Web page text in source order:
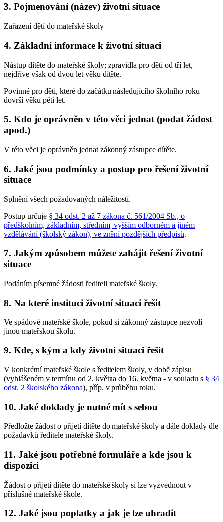
3. Pojmenování (název) životní situace
Zařazení dětí do mateřské školy
4. Základní informace k životní situaci
Nástup dítěte do mateřské školy; zpravidla pro děti od tří let,
nejdříve však od dvou let věku dítěte.
Povinné pro děti, které do začátku následujícího školního roku
dovrší věku pěti let.
5. Kdo je oprávněn v této věci jednat (podat žádost
apod.)
V této věci je oprávněn jednat zákonný zástupce dítěte.
6. Jaké jsou podmínky a postup pro řešení životní
situace
Splnění všech požadovaných náležitostí.
Postup určuje § 34 odst. 2 až 7 zákona č. 561/2004 Sb., o
předškolním, základním, středním, vyšším odborném a jiném
vzdělávání (školský zákon), ve znění pozdějších předpisů.
7. Jakým způsobem můžete zahájit řešení životní
situace
Podáním písemné žádosti řediteli mateřské školy.
8. Na které instituci životní situaci řešit
Ve spádové mateřské škole, pokud si zákonný zástupce nezvolí
jinou mateřskou školu.
9. Kde, s kým a kdy životní situaci řešit
V konkrétní mateřské škole s ředitelem školy, v době zápisu
(vyhlášeném v termínu od 2. května do 16. května - v souladu s § 34
odst. 2 školského zákona), příp. v průběhu roku.
10. Jaké doklady je nutné mít s sebou
Předložte žádost o přijetí dítěte do mateřské školy a dále doklady dle
požadavků ředitele mateřské školy.
11. Jaké jsou potřebné formuláře a kde jsou k
dispozici
Žádost o přijetí dítěte do mateřské školy si lze vyzvednout v
příslušné mateřské škole.
12. Jaké jsou poplatky a jak je lze uhradit